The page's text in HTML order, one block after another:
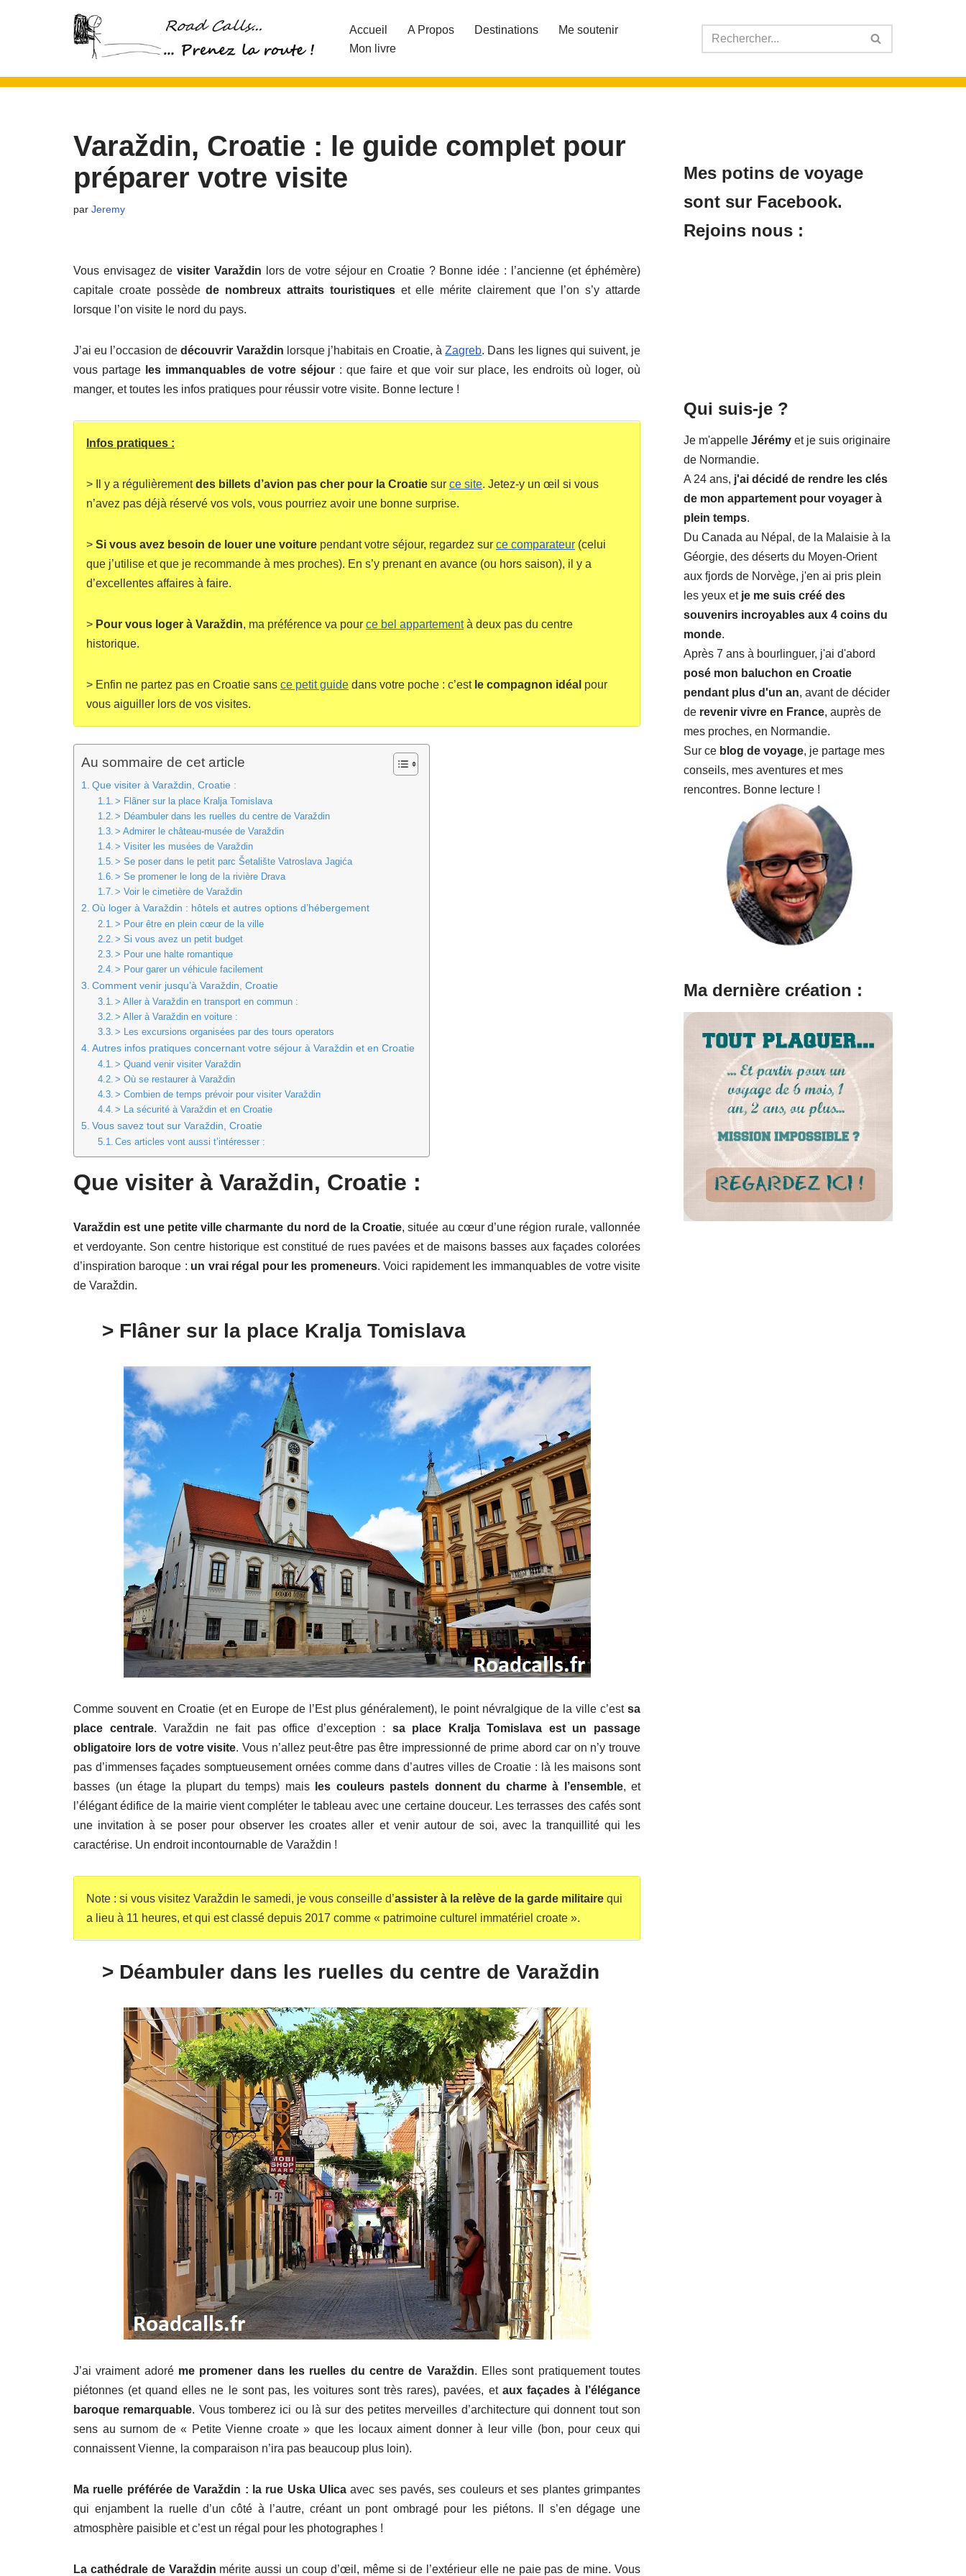
contenu
Accueil A Propos Destinations
Me soutenir
Mon livre
Varaždin, Croatie : le guide complet pour
préparer votre visite
par Jeremy
Vous envisagez devisiter Varaždin lors de votre séjour en Croatie ? Bonne idée : l’ancienne (et éphémère)
capitale croate possèdede nombreux attraits touristiqueset elle mérite clairement que l’on s’y attarde
lorsque l’on visite le nord du pays.
J’ai eu l’occasion dedécouvrir Varaždin lorsque j’habitais en Croatie, àZagreb. Dans les lignes qui suivent, je
vous partage les immanquables de votre séjour : que faire et que voir sur place, les endroits où loger, où
manger, et toutes les infos pratiques pour réussir votre visite. Bonne lecture !
Infos pratiques :
> Il y a régulièrementdes billets d’avion pas cher pour la Croatie sur ce site. Jetez-y un œil si vous
n’avez pas déjà réservé vos vols, vous pourriez avoir une bonne surprise.
> Si vous avez besoin de louer une voiture pendant votre séjour, regardez sur ce comparateur (celui
que j’utilise et que je recommande à mes proches). En s’y prenant en avance (ou hors saison), il y a
d’excellentes affaires à faire.
> Pour vous loger à Varaždin, ma préférence va pour ce bel appartementà deux pas du centre
historique.
> Enfin ne partez pas en Croatie sans ce petit guide dans votre poche : c’estle compagnon idéal pour
vous aiguiller lors de vos visites.
Au sommaire de cet article
Que visiter à Varaždin, Croatie :
> Flâner sur la place Kralja Tomislava
> Déambuler dans les ruelles du centre de Varaždin
> Admirer le château-musée de Varaždin
> Visiter les musées de Varaždin
> Se poser dans le petit parc Šetalište Vatroslava Jagića
> Se promener le long de la rivière Drava
> Voir le cimetière de Varaždin
Où loger à Varaždin : hôtels et autres options d’hébergement
> Pour être en plein cœur de la ville
> Si vous avez un petit budget
> Pour une halte romantique
> Pour garer un véhicule facilement
Comment venir jusqu’à Varaždin, Croatie
> Aller à Varaždin en transport en commun :
> Aller à Varaždin en voiture :
> Les excursions organisées par des tours operators
Autres infos pratiques concernant votre séjour à Varaždin et en Croatie
> Quand venir visiter Varaždin
> Où se restaurer à Varaždin
> Combien de temps prévoir pour visiter Varaždin
> La sécurité à Varaždin et en Croatie
Vous savez tout sur Varaždin, Croatie
Ces articles vont aussi t’intéresser :
Que visiter à Varaždin, Croatie :
Varaždin est une petite ville charmante du nord de la Croatie, située au cœur d’une région rurale, vallonnée
et verdoyante. Son centre historique est constitué de rues pavées et de maisons basses aux façades colorées
d’inspiration baroque : un vrai régal pour les promeneurs. Voici rapidement les immanquables de votre visite
de Varaždin.
> Flâner sur la place Kralja Tomislava
Comme souvent en Croatie (et en Europe de l’Est plus généralement), le point névralgique de la ville c’est sa
place centrale. Varaždin ne fait pas office d’exception : sa place Kralja Tomislava est un passage
obligatoire lors de votre visite. Vous n’allez peut-être pas être impressionné de prime abord car on n’y trouve
pas d’immenses façades somptueusement ornées comme dans d’autres villes de Croatie : là les maisons sont
basses (un étage la plupart du temps) mais
les couleurs pastels donnent du charme à l’ensemble, et
l’élégant édifice de la mairie vient compléter le tableau avec une certaine douceur. Les terrasses des cafés sont
une invitation à se poser pour observer les croates aller et venir autour de soi, avec la tranquillité qui les
caractérise. Un endroit incontournable de Varaždin !
Note : si vous visitez Varaždin le samedi, je vous conseille d’assister à la relève de la garde militaire qui
a lieu à 11 heures, et qui est classé depuis 2017 comme « patrimoine culturel immatériel croate ».
> Déambuler dans les ruelles du centre de Varaždin
J’ai vraiment adoré me promener dans les ruelles du centre de Varaždin. Elles sont pratiquement toutes
piétonnes (et quand elles ne le sont pas, les voitures sont très rares), pavées, etaux façades à l’élégance
baroque remarquable. Vous tomberez ici ou là sur des petites merveilles d’architecture qui donnent tout son
sens au surnom de « Petite Vienne croate » que les locaux aiment donner à leur ville (bon, pour ceux qui
connaissent Vienne, la comparaison n’ira pas beaucoup plus loin).
Ma ruelle préférée de Varaždin : la rue Uska Ulica avec ses pavés, ses couleurs et ses plantes grimpantes
qui enjambent la ruelle d’un côté à l’autre, créant un pont ombragé pour les piétons. Il s’en dégage une
atmosphère paisible et c’est un régal pour les photographes !
La cathédrale de Varaždin mérite aussi un coup d’œil, même si de l’extérieur elle ne paie pas de mine. Vous
Mes potins de voyage
sont sur Facebook.
Rejoins nous :
Qui suis-je ?
Je m'appelle Jérémy et je suis originaire
de Normandie.
A 24 ans, j'ai décidé de rendre les clés
de mon appartement pour voyager à
plein temps.
Du Canada au Népal, de la Malaisie à la
Géorgie, des déserts du Moyen-Orient
aux fjords de Norvège, j'en ai pris plein
les yeux et je me suis créé des
souvenirs incroyables aux 4 coins du
monde.
Après 7 ans à bourlinguer, j'ai d'abord
posé mon baluchon en Croatie
pendant plus d'un an, avant de décider
de revenir vivre en France, auprès de
mes proches, en Normandie.
Sur ce blog de voyage, je partage mes
conseils, mes aventures et mes
rencontres. Bonne lecture !
Ma dernière création :